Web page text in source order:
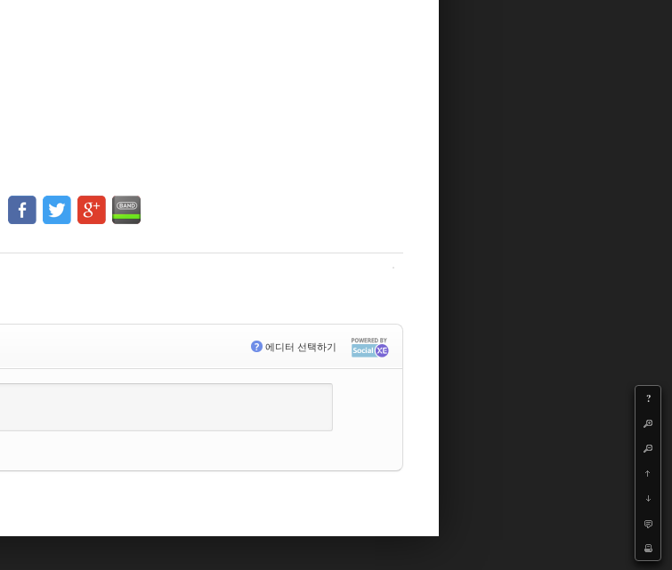
?
? 에디터 선택하기